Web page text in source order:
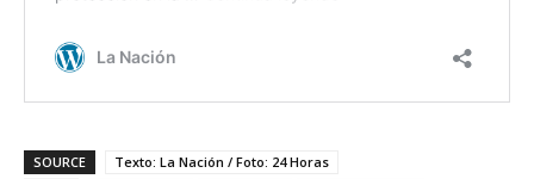
SOURCE
Texto: La Nación / Foto: 24 Horas